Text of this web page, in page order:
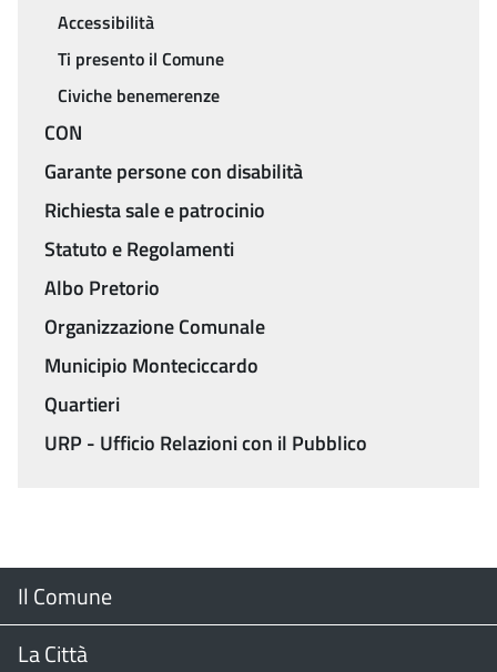
Accessibilità
Ti presento il Comune
Civiche benemerenze
CON
Garante persone con disabilità
Richiesta sale e patrocinio
Statuto e Regolamenti
Albo Pretorio
Organizzazione Comunale
Municipio Monteciccardo
Quartieri
URP - Ufficio Relazioni con il Pubblico
Menu
Footer
Il Comune
Il Sindaco
La Città